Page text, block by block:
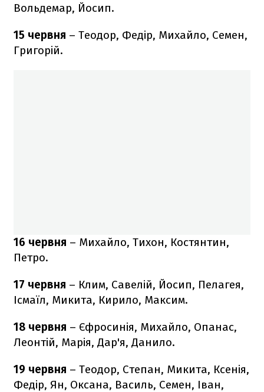
Вольдемар, Йосип.
15 червня – Теодор, Федір, Михайло, Семен,
Григорій.
16 червня – Михайло, Тихон, Костянтин,
Петро.
17 червня – Клим, Савелій, Йосип, Пелагея,
Ісмаїл, Микита, Кирило, Максим.
18 червня – Єфросинія, Михайло, Опанас,
Леонтій, Марія, Дар'я, Данило.
19 червня – Теодор, Степан, Микита, Ксенія,
Федір, Ян, Оксана, Василь, Семен, Іван,